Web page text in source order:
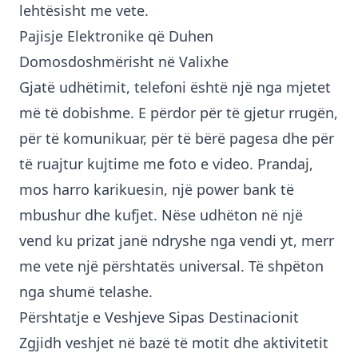
lehtësisht me vete.
Pajisje Elektronike që Duhen
Domosdoshmërisht në Valixhe
Gjatë udhëtimit, telefoni është një nga mjetet
më të dobishme. E përdor për të gjetur rrugën,
për të komunikuar, për të bërë pagesa dhe për
të ruajtur kujtime me foto e video. Prandaj,
mos harro karikuesin, një power bank të
mbushur dhe kufjet. Nëse udhëton në një
vend ku prizat janë ndryshe nga vendi yt, merr
me vete një përshtatës universal. Të shpëton
nga shumë telashe.
Përshtatje e Veshjeve Sipas Destinacionit
Zgjidh veshjet në bazë të motit dhe aktivitetit